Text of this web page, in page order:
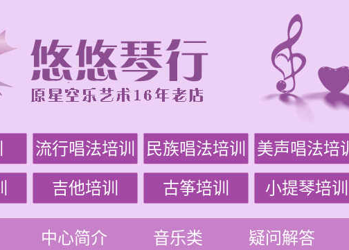
流行唱法培训 民族唱法培训 美声唱法培训
吉他培训 古筝培训 小提琴培训
中心简介 音乐类 疑问解答